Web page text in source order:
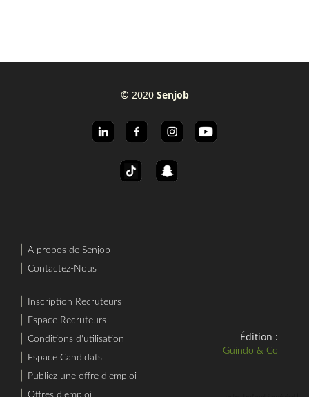
© 2020 Senjob
A propos de Senjob
Contactez-Nous
Inscription Recruteurs
Espace Recruteurs
Conditions d'utilisation
Espace Candidats
Publiez une offre d'emploi
Offres d'emploi
Édition :
Guindo & Co